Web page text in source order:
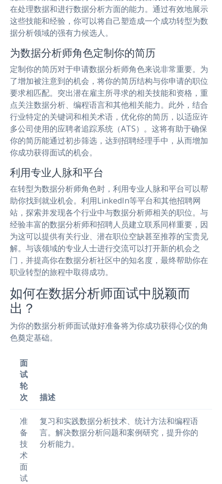
在处理数据和进行数据分析方面的能力。通过有效地展示
这些技能和经验，你可以将自己塑造成一个成功转型为数
据分析领域的强有力候选人。
为数据分析师角色定制你的简历
定制你的简历对于申请数据分析师角色来说非常重要。为
了增加被注意到的机会，将你的简历结构与你申请的职位
要求相匹配。突出潜在雇主所寻求的相关技能和资格，重
点关注数据分析、编程语言和其他相关能力。此外，结合
行业特定的关键词和相关术语，优化你的简历，以适应许
多公司使用的应聘者追踪系统（ATS）。这将有助于确保
你的简历能通过初步筛选，达到招聘经理手中，从而增加
你成功获得面试的机会。
利用专业人脉和平台
在转型为数据分析师角色时，利用专业人脉和平台可以帮
助你找到就业机会。利用LinkedIn等平台和其他招聘网
站，探索并发现各个行业中与数据分析师相关的职位。与
经验丰富的数据分析师和招聘人员建立联系同样重要，因
为这可以提供有关行业、潜在职位空缺甚至推荐的宝贵见
解。与该领域的专业人士进行交流可以打开新的机会之
门，并提高你在数据分析社区中的知名度，最终帮助你在
职业转型的旅程中取得成功。
如何在数据分析师面试中脱颖而
出？
为你的数据分析师面试做好准备将为你成功获得心仪的角
色奠定基础。
面
试
轮
次
描述
准
备
技
术
面
试
复习和实践数据分析技术、统计方法和编程语
言。解决数据分析问题和案例研究，提升你的
分析能力。